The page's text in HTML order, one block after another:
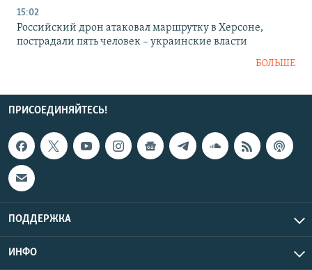
15:02
Российский дрон атаковал маршрутку в Херсоне,
пострадали пять человек – украинские власти
БОЛЬШЕ
ПРИСОЕДИНЯЙТЕСЬ!
ПОДДЕРЖКА
ИНФО